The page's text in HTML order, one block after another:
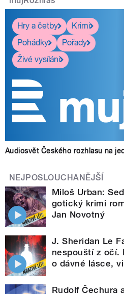
Hry a četby
Krimi
Pohádky
Pořady
Živé vysílání
Audiosvět Českého rozhlasu na
NEJPOSLOUCHANĚJŠÍ
Miloš Urban:
gotický krimi
Jan Novotný
J. Sheridan Le
nespouští z očí.
o dávné lásce,
Rudolf Čechura